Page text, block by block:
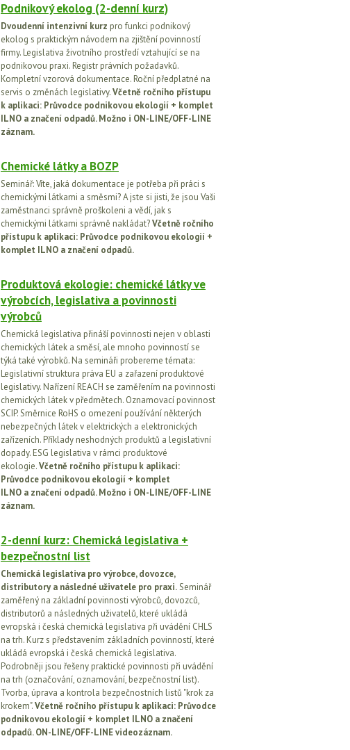
Podnikový ekolog (2-denní kurz)
Dvoudenní intenzivní kurz pro funkci podnikový
ekolog s praktickým návodem na zjištění povinností
firmy. Legislativa životního prostředí vztahující se na
podnikovou praxi. Registr právních požadavků.
Kompletní vzorová dokumentace. Roční předplatné na
servis o změnách legislativy.Včetně ročního přístupu
k aplikaci: Průvodce podnikovou ekologií + komplet
ILNO a značení odpadů. Možno i ON-LINE/OFF-LINE
záznam.
Chemické látky a BOZP
Seminář: Víte, jaká dokumentace je potřeba při práci s
chemickými látkami a směsmi? A jste si jisti, že jsou Vaši
zaměstnanci správně proškoleni a vědí, jak s
chemickými látkami správně nakládat?Včetně ročního
přístupu k aplikaci: Průvodce podnikovou ekologií +
komplet ILNO a značení odpadů.
Produktová ekologie: chemické látky ve
výrobcích, legislativa a povinnosti
výrobců
Chemická legislativa přináší povinnosti nejen v oblasti
chemických látek a směsí, ale mnoho povinností se
týká také výrobků. Na semináři probereme témata:
Legislativní struktura práva EU a zařazení produktové
legislativy. Nařízení REACH se zaměřením na povinnosti
chemických látek v předmětech. Oznamovací povinnost
SCIP. Směrnice RoHS o omezení používání některých
nebezpečných látek v elektrických a elektronických
zařízeních. Příklady neshodných produktů a legislativní
dopady. ESG legislativa v rámci produktové
ekologie.Včetně ročního přístupu k aplikaci:
Průvodce podnikovou ekologií + komplet
ILNO a značení odpadů. Možno i ON-LINE/OFF-LINE
záznam.
2-denní kurz: Chemická legislativa +
bezpečnostní list
Chemická legislativa pro výrobce, dovozce,
distributory a následné uživatele pro praxi.Seminář
zaměřený na základní povinnosti výrobců, dovozců,
distributorů a následných uživatelů, které ukládá
evropská i česká chemická legislativa při uvádění CHLS
na trh. Kurz s představením základních povinností, které
ukládá evropská i česká chemická legislativa.
Podrobněji jsou řešeny praktické povinnosti při uvádění
na trh (označování, oznamování, bezpečnostní list).
Tvorba, úprava a kontrola bezpečnostních listů "krok za
krokem".Včetně ročního přístupu k aplikaci: Průvodce
podnikovou ekologií + komplet ILNO a značení
odpadů. ON-LINE/OFF-LINE videozáznam.